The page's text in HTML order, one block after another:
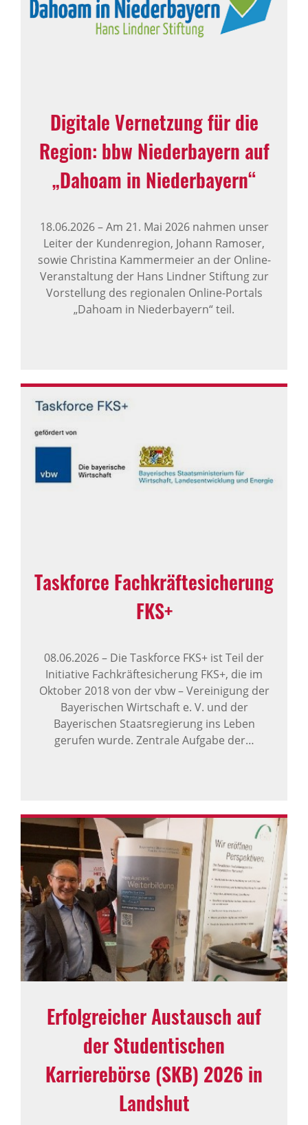
Digitale Vernetzung für die
Region: bbw Niederbayern auf
„Dahoam in Niederbayern“
18.06.2026–Am 21. Mai 2026 nahmen unser
Leiter der Kundenregion, Johann Ramoser,
sowie Christina Kammermeier an der Online-
Veranstaltung der Hans Lindner Stiftung zur
Vorstellung des regionalen Online-Portals
„Dahoam in Niederbayern“ teil.
Taskforce Fachkräftesicherung
FKS+
08.06.2026– Die Taskforce FKS+ ist Teil der
Initiative Fachkräftesicherung FKS+, die im
Oktober 2018 von der vbw – Vereinigung der
Bayerischen Wirtschaft e. V. und der
Bayerischen Staatsregierung ins Leben
gerufen wurde. Zentrale Aufgabe der…
Erfolgreicher Austausch auf
der Studentischen
Karrierebörse (SKB) 2026 in
Landshut